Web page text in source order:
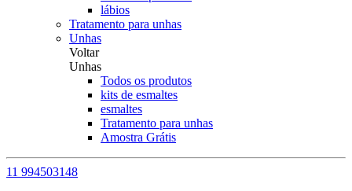
lábios
Tratamento para unhas
Unhas
Voltar
Unhas
Todos os produtos
kits de esmaltes
esmaltes
Tratamento para unhas
Amostra Grátis
11 994503148